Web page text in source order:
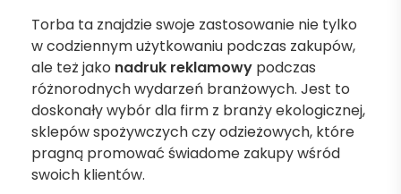
Torba ta znajdzie swoje zastosowanie nie tylko
w codziennym użytkowaniu podczas zakupów,
ale też jako nadruk reklamowy podczas
różnorodnych wydarzeń branżowych. Jest to
doskonały wybór dla firm z branży ekologicznej,
sklepów spożywczych czy odzieżowych, które
pragną promować świadome zakupy wśród
swoich klientów.